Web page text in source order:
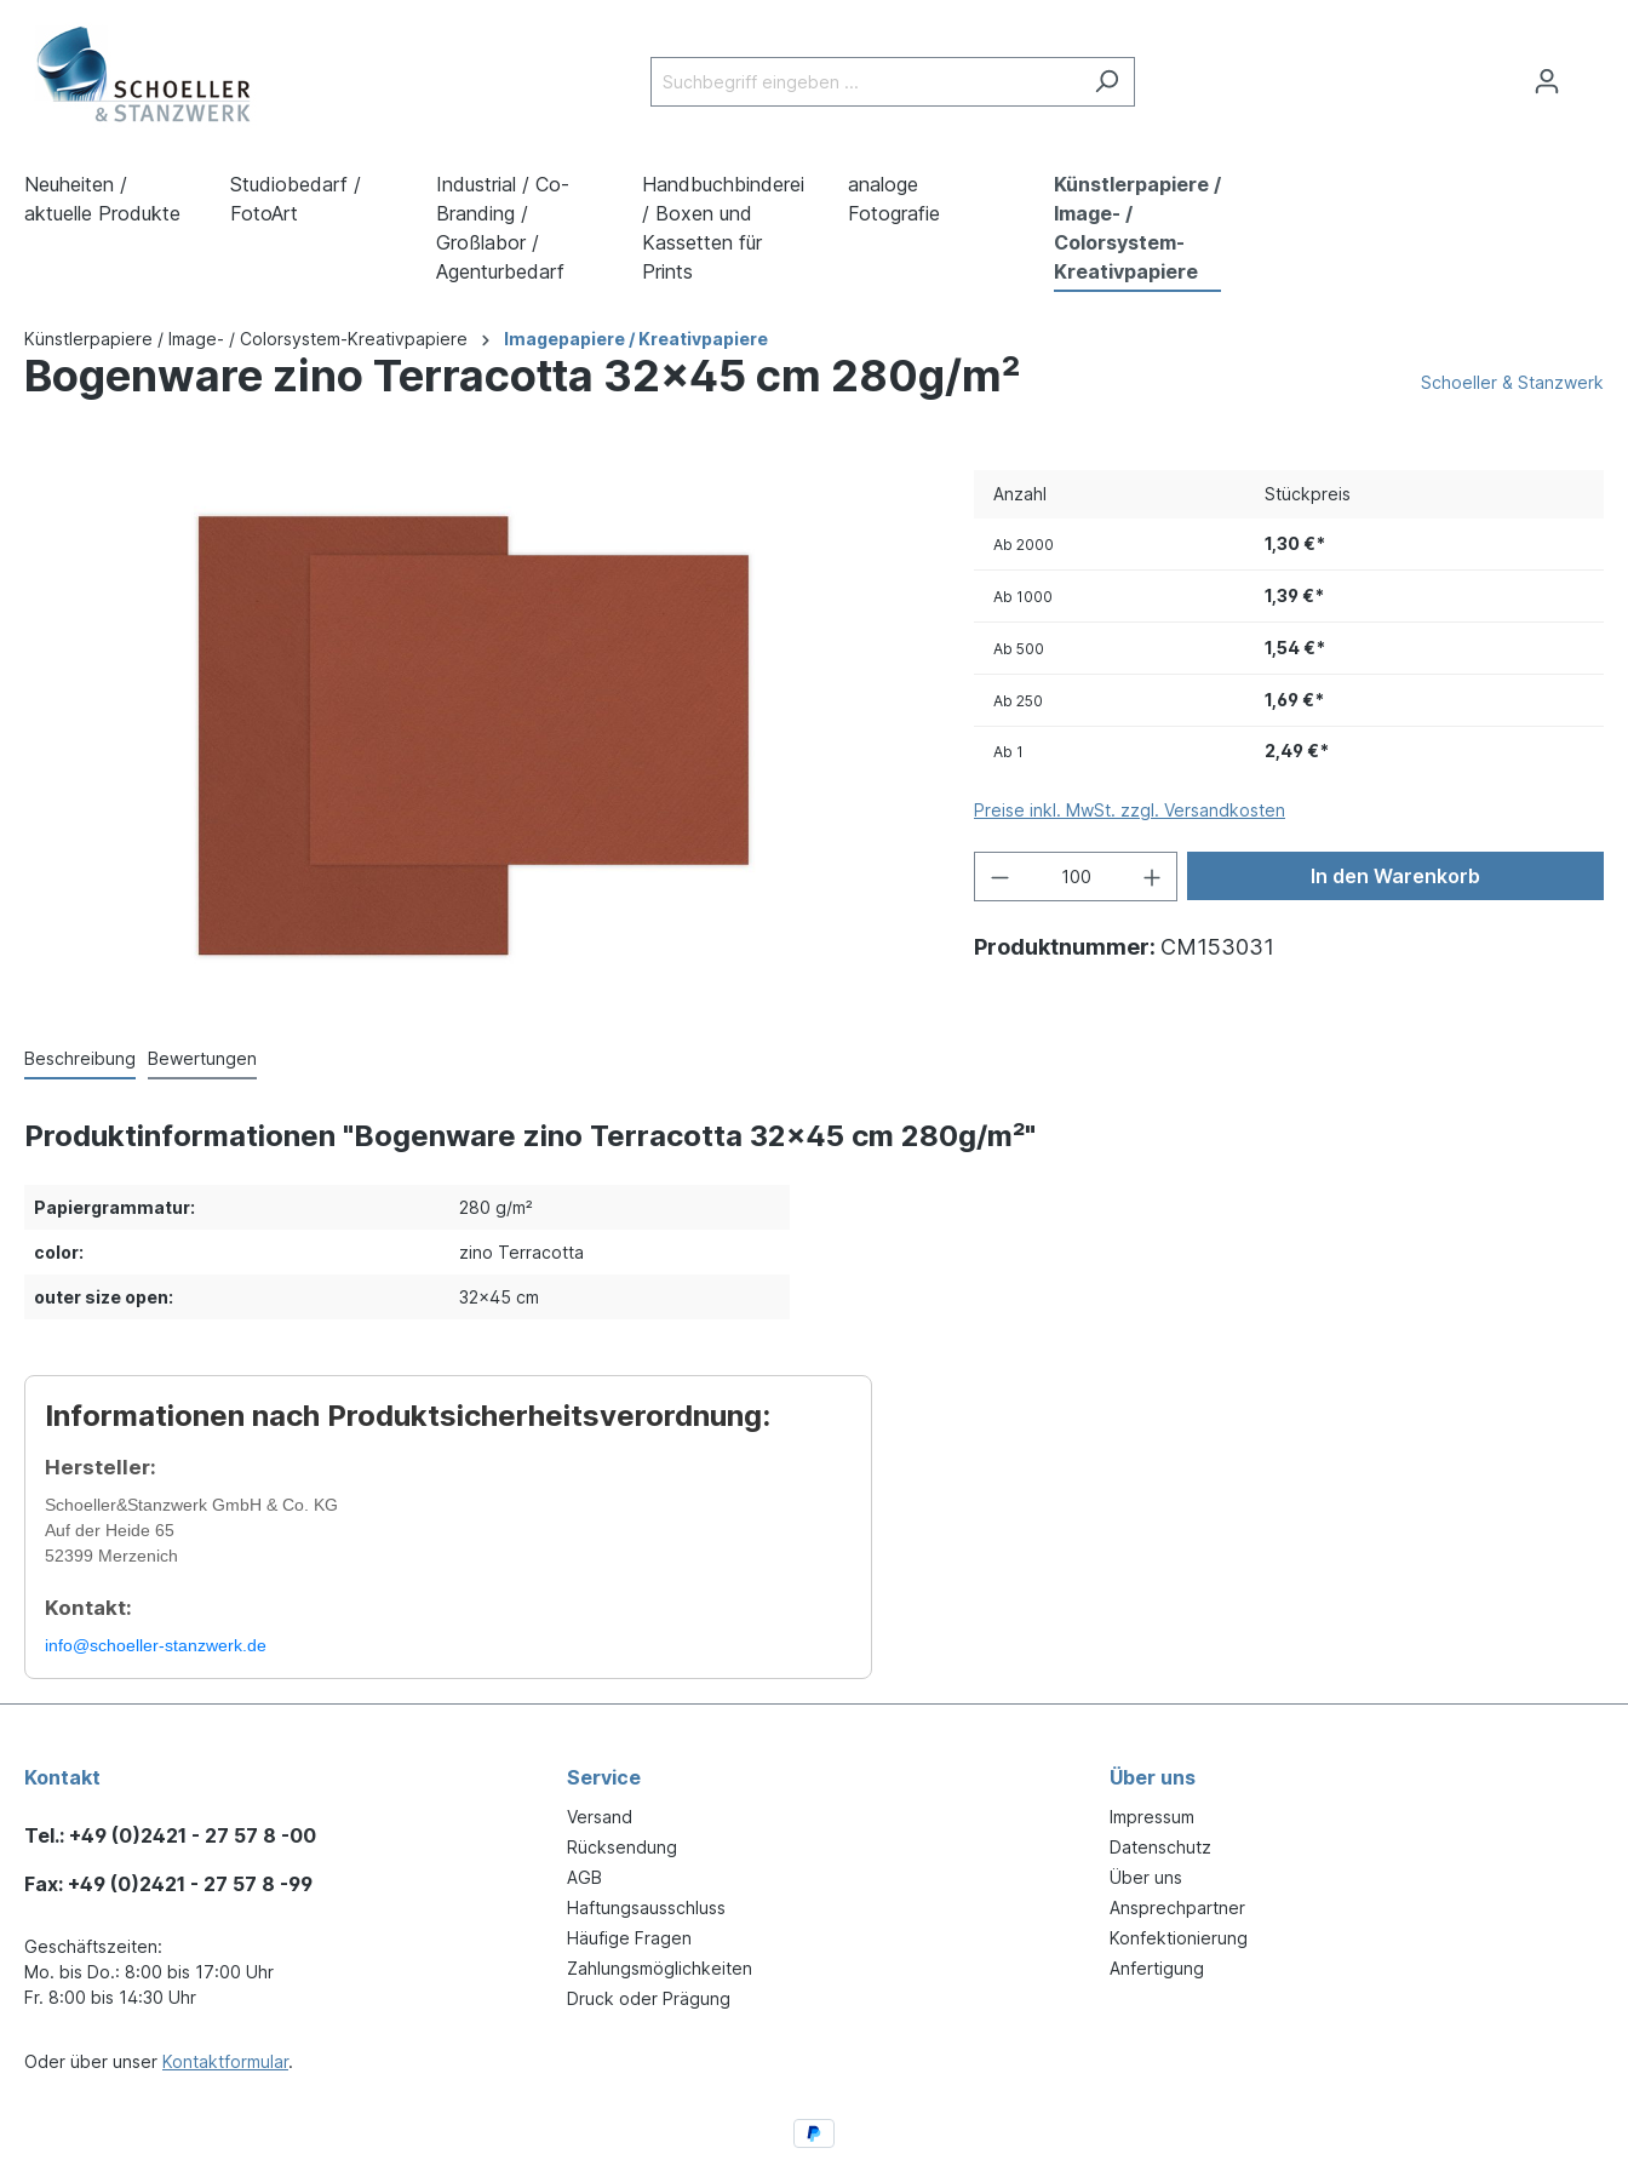
Neuheiten /
aktuelle Produkte
Studiobedarf /
FotoArt
Industrial / Co-
Branding /
Großlabor /
Agenturbedarf
Handbuchbinderei
/ Boxen und
Kassetten für
Prints
analoge
Fotografie
Künstlerpapiere /
Image- /
Colorsystem-
Kreativpapiere
Künstlerpapiere / Image- / Colorsystem-Kreativpapiere Imagepapiere / Kreativpapiere
Bogenware zino Terracotta 32x45 cm 280g/m² Schoeller & Stanzwerk
Anzahl Stückpreis
Ab 1 2,49 €*
Ab 250 1,69 €*
Ab 500 1,54 €*
Ab 1000 1,39 €*
Ab 2000 1,30 €*
Preise inkl. MwSt. zzgl. Versandkosten
In den Warenkorb
Produktnummer: CM153031
Beschreibung Bewertungen
Produktinformationen "Bogenware zino Terracotta 32x45 cm 280g/m²"
Papiergrammatur: 280 g/m²
color: zino Terracotta
outer size open: 32x45 cm
Informationen nach Produktsicherheitsverordnung:
Hersteller:
Schoeller&Stanzwerk GmbH & Co. KG
Auf der Heide 65
52399 Merzenich
Kontakt:
info@schoeller-stanzwerk.de
Kontakt
Tel.: +49 (0)2421 - 27 57 8 -00
Fax: +49 (0)2421 - 27 57 8 -99
Geschäftszeiten:
Mo. bis Do.: 8:00 bis 17:00 Uhr
Fr. 8:00 bis 14:30 Uhr
Oder über unser Kontaktformular.
Service
Versand
Rücksendung
AGB
Haftungsausschluss
Häufige Fragen
Zahlungsmöglichkeiten
Druck oder Prägung
Über uns
Impressum
Datenschutz
Über uns
Ansprechpartner
Konfektionierung
Anfertigung